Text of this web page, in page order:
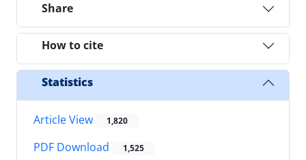
Share
How to cite
Statistics
Article View 1,820
PDF Download 1,525